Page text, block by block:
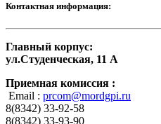
Контактная информация:
Главный корпус:
ул.Студенческая, 11 А
Приемная комиссия :
Email : prcom@mordgpi.ru
8(8342) 33-92-58
8(8342) 33-93-90